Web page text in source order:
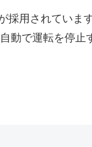
用されていま
動で運転を停